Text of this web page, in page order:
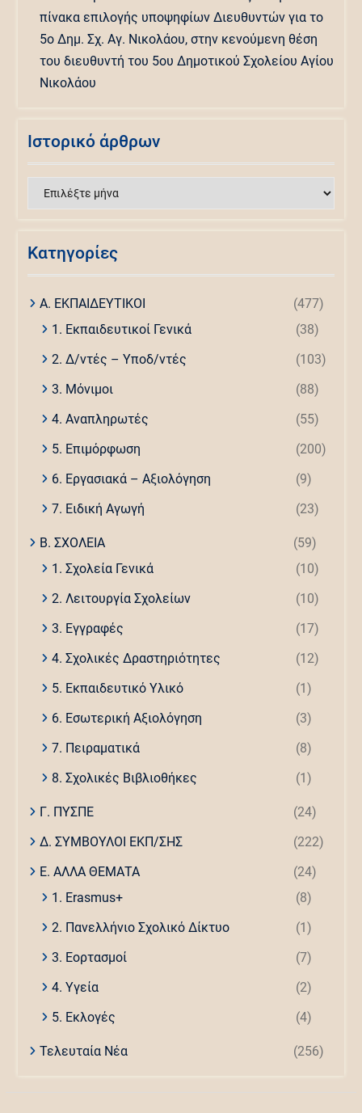
πίνακα επιλογής υποψηφίων Διευθυντών για το
5ο Δημ. Σχ. Αγ. Νικολάου, στην κενούμενη θέση
του διευθυντή του 5ου Δημοτικού Σχολείου Αγίου
Νικολάου
Ιστορικό άρθρων
Ιστορικό
άρθρων
Kατηγορίες
Α. ΕΚΠΑΙΔΕΥΤΙΚΟΙ
(477)
1. Εκπαιδευτικοί Γενικά
(38)
2. Δ/ντές – Υποδ/ντές
(103)
3. Μόνιμοι
(88)
4. Αναπληρωτές
(55)
5. Επιμόρφωση
(200)
6. Εργασιακά – Αξιολόγηση
(9)
7. Ειδική Αγωγή
(23)
Β. ΣΧΟΛΕΙΑ
(59)
1. Σχολεία Γενικά
(10)
2. Λειτουργία Σχολείων
(10)
3. Εγγραφές
(17)
4. Σχολικές Δραστηριότητες
(12)
5. Εκπαιδευτικό Υλικό
(1)
6. Εσωτερική Αξιολόγηση
(3)
7. Πειραματικά
(8)
8. Σχολικές Βιβλιοθήκες
(1)
Γ. ΠΥΣΠΕ
(24)
Δ. ΣΥΜΒΟΥΛΟΙ ΕΚΠ/ΣΗΣ
(222)
Ε. ΑΛΛΑ ΘΕΜΑΤΑ
(24)
1. Erasmus+
(8)
2. Πανελλήνιο Σχολικό Δίκτυο
(1)
3. Εορτασμοί
(7)
4. Υγεία
(2)
5. Εκλογές
(4)
Τελευταία Νέα (256)